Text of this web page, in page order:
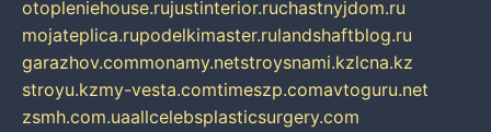
otopleniehouse.rujustinterior.ruchastnyjdom.ru
mojateplica.rupodelkimaster.rulandshaftblog.ru
garazhov.commonamy.netstroysnami.kzlcna.kz
stroyu.kzmy-vesta.comtimeszp.comavtoguru.net
zsmh.com.uaallcelebsplasticsurgery.com